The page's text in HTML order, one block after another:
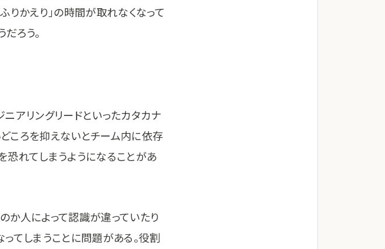
りかえり」の時間が取れなくなって
ろう。
アリングリードといったカタカナ
ころを抑えないとチーム内に依存
恐れてしまうようになることがあ
か人によって認識が違っていたり
てしまうことに問題がある。役割